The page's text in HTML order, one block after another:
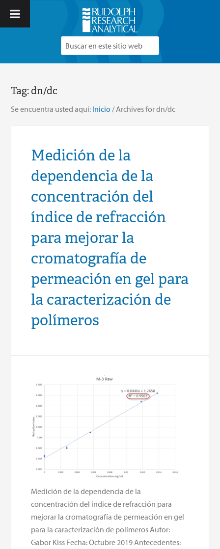
Tag:dn/dc
Se encuentra usted aquí: Inicio /Archives for dn/dc
Medición de la
dependencia de la
concentración del
índice de refracción
para mejorar la
cromatografía de
permeación en gel para
la caracterización de
polímeros
Medición de la dependencia de la
concentración del índice de refracción para
mejorar la cromatografía de permeación en gel
para la caracterización de polímeros Autor:
Gabor Kiss Fecha: Octubre 2019 Antecedentes: